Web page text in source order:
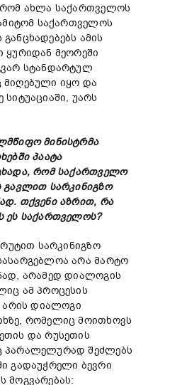
ახლა საქართველოს
საქართველოს
ამის
ყურიდან მეორეში
სტანდარტულ
იყო და
უარს
მინისტრმა
პაატა
რომ საქართველო
გავლით სარკინიგზო
თქვენი აზრით, რა
ეს საქართველოს?
სარკინიგზო
არა მარტო
არამედ დიალოგის
ამ პროცესის
არის დიალოგი
რომელიც მოითხოვს
და რუსეთის
პარალელურად შეძლებს
გადაუჭრელი ბევრი
მოგვარებას: